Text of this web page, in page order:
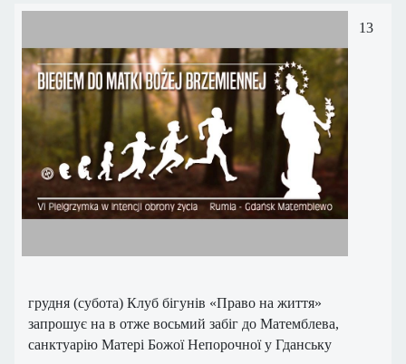
13
грудня (субота) Клуб бігунів «Право на життя»
запрошує на в отже восьмий забіг до Матемблева,
санктуарію Матері Божої Непорочної у Гданську